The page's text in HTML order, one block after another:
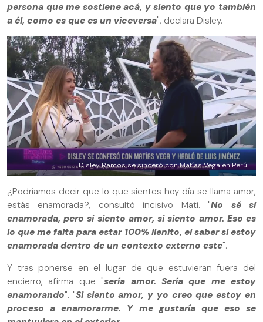
persona que me sostiene acá, y siento que yo también
a él, como es que es un viceversa", declara Disley.
Disley Ramos se sinceró con Matías Vega en Perú
¿Podríamos decir que lo que sientes hoy día se llama amor,
estás enamorada?, consultó incisivo Mati. "No sé si
enamorada, pero si siento amor, si siento amor. Eso es
lo que me falta para estar 100% llenito, el saber si estoy
enamorada dentro de un contexto externo este".
Y tras ponerse en el lugar de que estuvieran fuera del
encierro, afirma que "sería amor. Sería que me estoy
enamorando". "Si siento amor, y yo creo que estoy en
proceso a enamorarme. Y me gustaría que eso se